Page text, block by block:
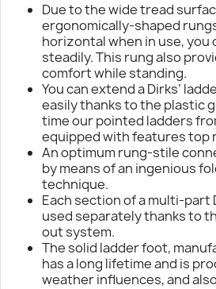
Due to the wide tread
ergonomically-shaped
horizontal when in use, you
steadily. This rung also
comfort while standing.
You can extend a Dirks’
easily thanks to the plastic
time our pointed ladders
equipped with features top
An optimum rung-stile
by means of an ingenious
technique.
Each section of a multi-part
used separately thanks to
out system.
The solid ladder foot,
has a long lifetime and is
weather influences, and